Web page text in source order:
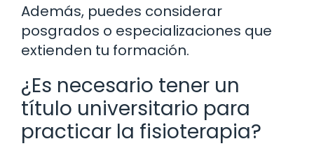
Además, puedes considerar
posgrados o especializaciones que
extienden tu formación.
¿Es necesario tener un
título universitario para
practicar la fisioterapia?